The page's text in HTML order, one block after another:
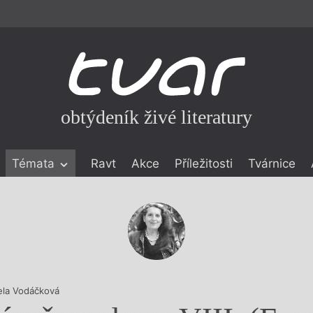
obtýdeník živé literatury
Témata Ravt Akce Příležitosti Tvárnice
Vodáčková